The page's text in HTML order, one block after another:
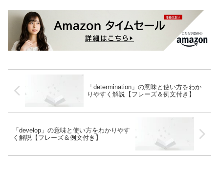
「determination」の意味と使い方をわか
りやすく解説【フレーズ＆例文付き】
「develop」の意味と使い方をわかりやす
く解説【フレーズ＆例文付き】